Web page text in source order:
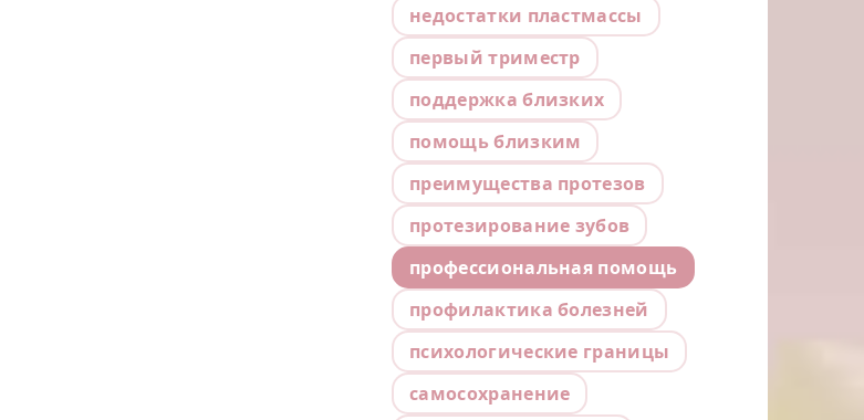
недостатки пластмассы
первый триместр
поддержка близких
помощь близким
преимущества протезов
протезирование зубов
профессиональная помощь
профилактика болезней
психологические границы
самосохранение